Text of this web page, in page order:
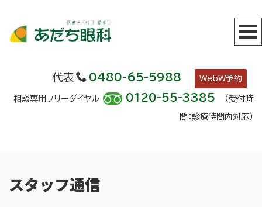
代表 0480-65-5988 WebW予約
相談専用フリーダイヤル 0120-55-3385 （受付時
間：診療時間内対応）
スタッフ通信